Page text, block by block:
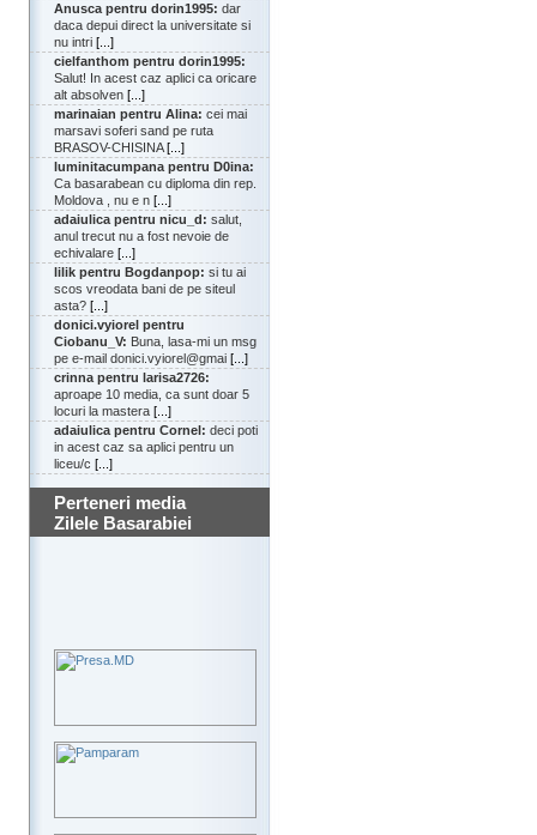
Anusca pentru dorin1995: dar
daca depui direct la universitate si
nu intri [...]
cielfanthom pentru dorin1995:
Salut! In acest caz aplici ca oricare
alt absolven [...]
marinaian pentru Alina: cei mai
marsavi soferi sand pe ruta
BRASOV-CHISINA[...]
luminitacumpana pentru D0ina:
Ca basarabean cu diploma din rep.
Moldova , nu e n [...]
adaiulica pentru nicu_d: salut,
anul trecut nu a fost nevoie de
echivalare [...]
lilik pentru Bogdanpop: si tu ai
scos vreodata bani de pe siteul
asta? [...]
donici.vyiorel pentru
Ciobanu_V: Buna, lasa-mi un msg
pe e-mail donici.vyiorel@gmai [...]
crinna pentru larisa2726:
aproape 10 media, ca sunt doar 5
locuri la mastera [...]
adaiulica pentru Cornel: deci poti
in acest caz sa aplici pentru un
liceu/c [...]
Perteneri media
Zilele Basarabiei